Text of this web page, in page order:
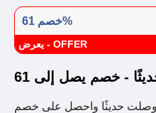
خصم 61%
يعرض - OFFER
وصلت حديثًا واحصل على خصم